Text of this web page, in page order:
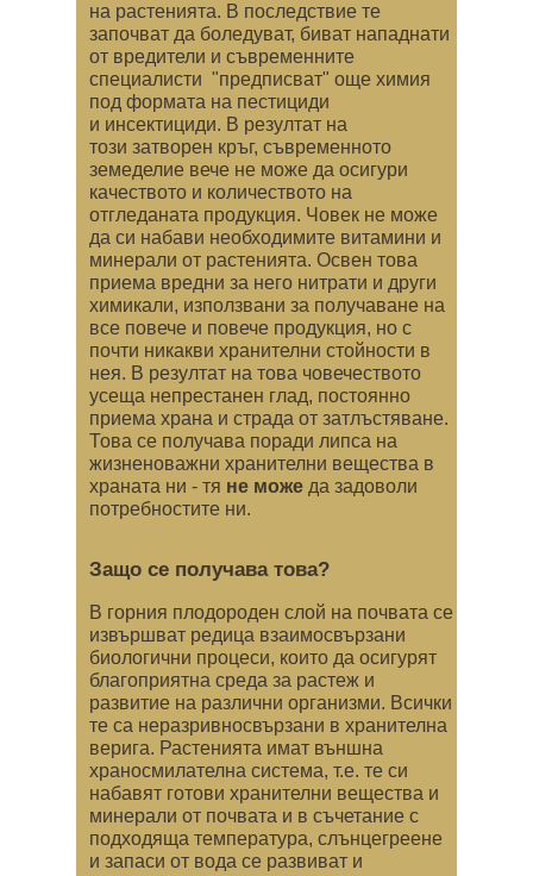
на растенията. В последствие те
започват да боледуват, биват нападнати
от вредители и съвременните
специалисти "предписват" още химия
под формата на пестициди
и инсектициди. В резултат на
този затворен кръг, съвременното
земеделие вече не може да осигури
качеството и количеството на
отгледаната продукция. Човек не може
да си набави необходимите витамини и
минерали от растенията. Освен това
приема вредни за него нитрати и други
химикали, използвани за получаване на
все повече и повече продукция, но с
почти никакви хранителни стойности в
нея. В резултат на това човечеството
усеща непрестанен глад, постоянно
приема храна и страда от затлъстяване.
Това се получава поради липса на
жизненоважни хранителни вещества в
храната ни - тя не може да задоволи
потребностите ни.
В горния плодороден слой на почвата се
извършват редица взаимосвързани
биологични процеси, които да осигурят
благоприятна среда за растеж и
развитие на различни организми. Всички
те са неразривносвързани в хранителна
верига. Растенията имат външна
храносмилателна система, т.е. те си
набавят готови хранителни вещества и
минерали от почвата и в съчетание с
подходяща температура, слънцегреене
и запаси от вода се развиват и
Защо се получава това?